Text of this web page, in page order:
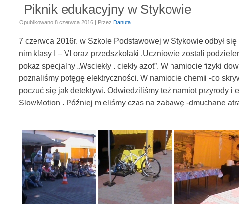
Piknik edukacyjny w Stykowie
Opublikowano 8 czerwca 2016 | Przez Danuta
7 czerwca 2016r. w Szkole Podstawowej w Stykowie odbył
nim klasy I – VI oraz przedszkolaki .Uczniowie zostali
pokaz specjalny „Wsciekły , ciekły azot”. W namiocie fizyki
poznaliśmy potęgę elektryczności. W namiocie chemii -co
poczuć się jak detektywi. Odwiedziliśmy też namiot przyrody i
SlowMotion . Później mieliśmy czas na zabawę -dmuchane